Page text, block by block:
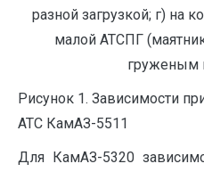
разной загрузкой; г) на
малой АТСПГ
груженым
Рисунок 1. Зависимости
АТС КамАЗ-5511
Для КамАЗ-5320